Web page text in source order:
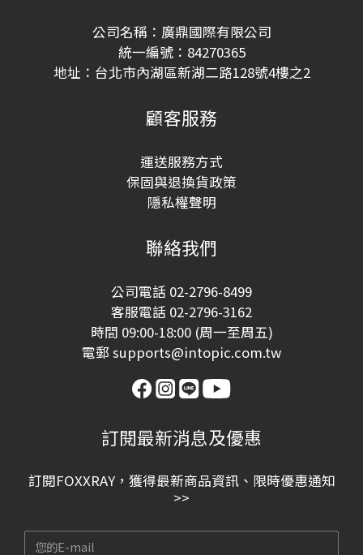
公司名稱：廣鼎國際有限公司
統一編號：84270365
地址：台北市內湖區新湖二路128號4樓之2
顧客服務
運送服務方式
保固與退換貨政策
隱私權聲明
聯絡我們
公司電話 02-2796-8499
客服電話 02-2796-3162
時間 09:00-18:00 (周一至周五)
電郵 supports@intopic.com.tw
訂閱最新消息及優惠
訂閱FOXXRAY，獲得最新商品資訊、限時優惠通知
>>